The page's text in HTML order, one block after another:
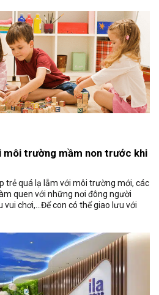
môi trường mầm non trước khi
trẻ quá lạ lẫm với môi trường mới, các
quen với những nơi đông người
vui chơi,…Để con có thể giao lưu với